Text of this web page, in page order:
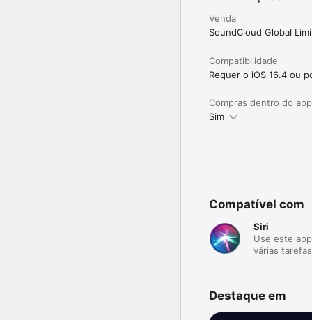
Venda
SoundCloud Global
Compatibilidade
Requer o iOS 16.4 ou
Compras dentro do app
Sim
Compatível com
Siri
Use este
várias
Destaque em